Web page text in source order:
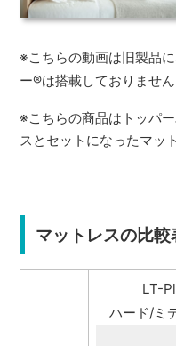
※こちらの動画は旧製品
ー®は搭載しておりません
※こちらの商品はトッパ
スとセットになったマッ
マットレスの比
LT-
ハード/ミ